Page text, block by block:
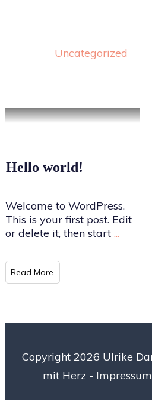
Uncategorized
Hello world!
Welcome to WordPress.
This is your first post. Edit
or delete it, then start ...
Read More
Copyright 2026 Ulrike
mit Herz - Impressum